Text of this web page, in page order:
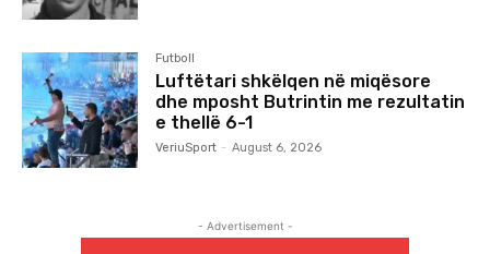
Futboll
Luftëtari shkëlqen në miqësore
dhe mposht Butrintin me rezultatin
e thellë 6-1
VeriuSport - August 6, 2026
- Advertisement -